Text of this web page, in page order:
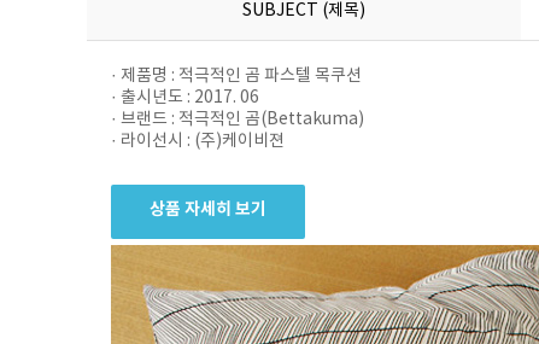
SUBJECT (제목)
· 제품명 : 적극적인 곰 파스텔 목쿠션
· 출시년도 : 2017. 06
· 브랜드 : 적극적인 곰(Bettakuma)
· 라이선시 : (주)케이비젼
상품 자세히 보기